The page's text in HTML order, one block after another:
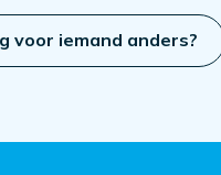
voor iemand anders?